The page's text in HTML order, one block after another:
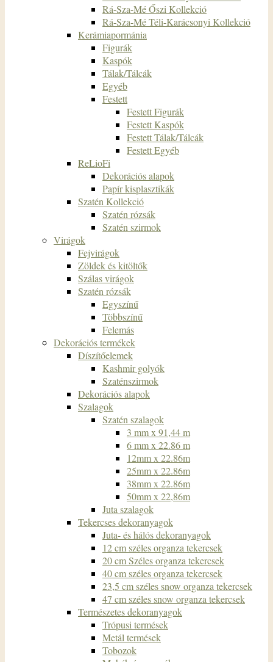
Rá-Sza-Mé Őszi Kollekció
Rá-Sza-Mé Téli-Karácsonyi Kollekció
Kerámiapormánia
Figurák
Kaspók
Tálak/Tálcák
Egyéb
Festett
Festett Figurák
Festett Kaspók
Festett Tálak/Tálcák
Festett Egyéb
ReLioFi
Dekorációs alapok
Papír kisplasztikák
Szatén Kollekció
Szatén rózsák
Szatén szirmok
Virágok
Fejvirágok
Zöldek és kitöltők
Szálas virágok
Szatén rózsák
Egyszínű
Többszínű
Felemás
Dekorációs termékek
Díszítőelemek
Kashmir golyók
Szaténszirmok
Dekorációs alapok
Szalagok
Szatén szalagok
3 mm x 91,44 m
6 mm x 22.86 m
12mm x 22.86m
25mm x 22.86m
38mm x 22.86m
50mm x 22,86m
Juta szalagok
Tekercses dekoranyagok
Juta- és hálós dekoranyagok
12 cm széles organza tekercsek
20 cm Széles organza tekercsek
40 cm széles organza tekercsek
23,5 cm széles snow organza tekercsek
47 cm széles snow organza tekercsek
Természetes dekoranyagok
Trópusi termések
Metál termések
Tobozok